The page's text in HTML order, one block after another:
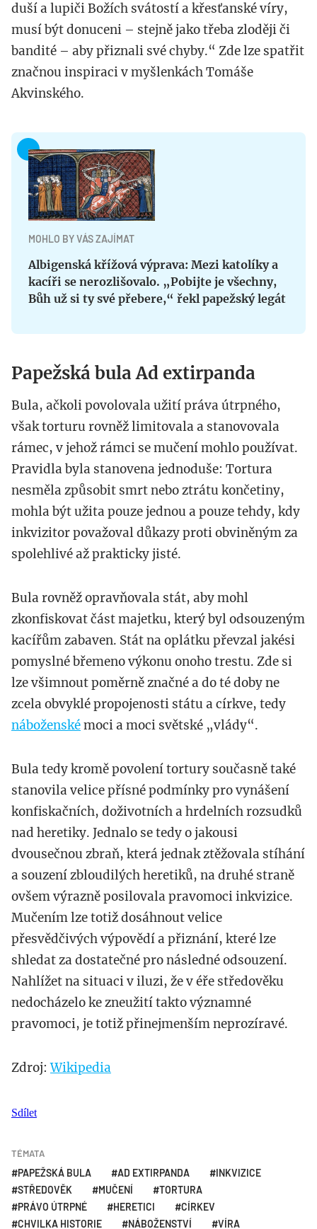
duší a lupiči Božích svátostí a křesťanské víry,
musí být donuceni – stejně jako třeba zloději či
bandité – aby přiznali své chyby.“ Zde lze spatřit
značnou inspiraci v myšlenkách Tomáše
Akvinského.
MOHLO BY VÁS ZAJÍMAT
Albigenská křížová výprava: Mezi katolíky a
kacíři se nerozlišovalo. „Pobijte je všechny,
Bůh už si ty své přebere,“ řekl papežský legát
Papežská bula Ad extirpanda
Bula, ačkoli povolovala užití práva útrpného,
však torturu rovněž limitovala a stanovovala
rámec, v jehož rámci se mučení mohlo používat.
Pravidla byla stanovena jednoduše: Tortura
nesměla způsobit smrt nebo ztrátu končetiny,
mohla být užita pouze jednou a pouze tehdy, kdy
inkvizitor považoval důkazy proti obviněným za
spolehlivé až prakticky jisté.
Bula rovněž opravňovala stát, aby mohl
zkonfiskovat část majetku, který byl odsouzeným
kacířům zabaven. Stát na oplátku převzal jakési
pomyslné břemeno výkonu onoho trestu. Zde si
lze všimnout poměrně značné a do té doby ne
zcela obvyklé propojenosti státu a církve, tedy
náboženskémoci a moci světské „vlády“.
Bula tedy kromě povolení tortury současně také
stanovila velice přísné podmínky pro vynášení
konfiskačních, doživotních a hrdelních rozsudků
nad heretiky. Jednalo se tedy o jakousi
dvousečnou zbraň, která jednak ztěžovala stíhání
a souzení zbloudilých heretiků, na druhé straně
ovšem výrazně posilovala pravomoci inkvizice.
Mučením lze totiž dosáhnout velice
přesvědčivých výpovědí a přiznání, které lze
shledat za dostatečné pro následné odsouzení.
Nahlížet na situaci v iluzi, že v éře středověku
nedocházelo ke zneužití takto významné
pravomoci, je totiž přinejmenším neprozíravé.
Zdroj:Wikipedia
Sdílet
TÉMATA
PAPEŽSKÁ BULA AD EXTIRPANDA
INKVIZICE
STŘEDOVĚK
MUČENÍ
TORTURA
PRÁVO ÚTRPNÉ
HERETICI
CÍRKEV
CHVILKA HISTORIE
NÁBOŽENSTVÍ VÍRA